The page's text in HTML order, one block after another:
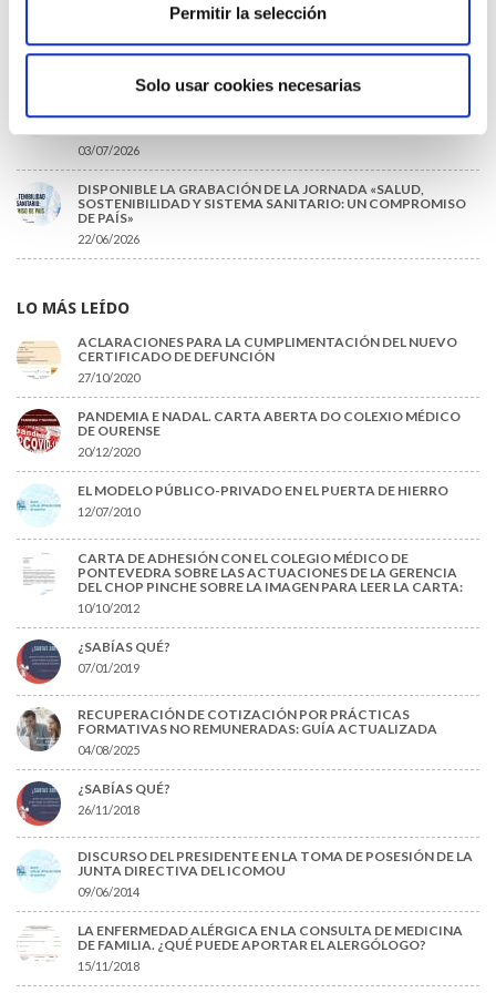
Permitir la selección
Solo usar cookies necesarias
EL COLEGIO DE MÉDICOS DE OURENSE EXIGE MEDIDAS
URGENCIAS DEL CHUO
09/07/2026
COLEGIADAS/OS EN ACTIVO QUE HAN EJERCIDO O EJERCEN
03/07/2026
DISPONIBLE LA GRABACIÓN DE LA JORNADA «SALUD,
SOSTENIBILIDAD Y SISTEMA SANITARIO: UN COMPROMISO
DE PAÍS»
22/06/2026
LO MÁS LEÍDO
ACLARACIONES PARA LA CUMPLIMENTACIÓN DEL NUEVO
CERTIFICADO DE DEFUNCIÓN
27/10/2020
PANDEMIA E NADAL. CARTA ABERTA DO COLEXIO MÉDICO
DE OURENSE
20/12/2020
EL MODELO PÚBLICO-PRIVADO EN EL PUERTA DE HIERRO
12/07/2010
CARTA DE ADHESIÓN CON EL COLEGIO MÉDICO DE
PONTEVEDRA SOBRE LAS ACTUACIONES DE LA GERENCIA
DEL CHOP PINCHE SOBRE LA IMAGEN PARA LEER LA CARTA:
10/10/2012
¿SABÍAS QUÉ?
07/01/2019
RECUPERACIÓN DE COTIZACIÓN POR PRÁCTICAS
FORMATIVAS NO REMUNERADAS: GUÍA ACTUALIZADA
04/08/2025
¿SABÍAS QUÉ?
26/11/2018
DISCURSO DEL PRESIDENTE EN LA TOMA DE POSESIÓN DE LA
JUNTA DIRECTIVA DEL ICOMOU
09/06/2014
LA ENFERMEDAD ALÉRGICA EN LA CONSULTA DE MEDICINA
DE FAMILIA. ¿QUÉ PUEDE APORTAR EL ALERGÓLOGO?
15/11/2018